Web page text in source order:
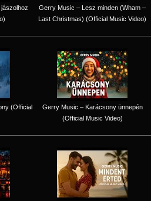
Gerry Music – Lesz minden (Wham –
Last Christmas) (Official Music Video)
(Official
Gerry Music – Karácsony ünnepén
(Official Music Video)